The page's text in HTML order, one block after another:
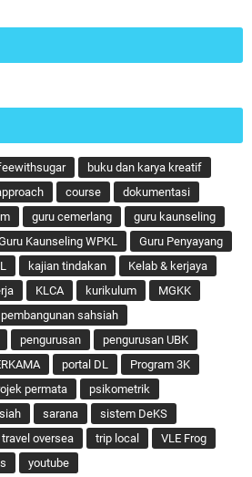
buku dan karya kreatif
course
dokumentasi
guru cemerlang
guru kaunseling
Kaunseling WPKL
Guru Penyayang
kajian tindakan
Kelab & kerjaya
KLCA kurikulum
MGKK
pembangunan sahsiah
pengurusan
pengurusan UBK
portal DL
Program 3K
permata
psikometrik
sarana
sistem DeKS
travel oversea trip local
VLE Frog
youtube